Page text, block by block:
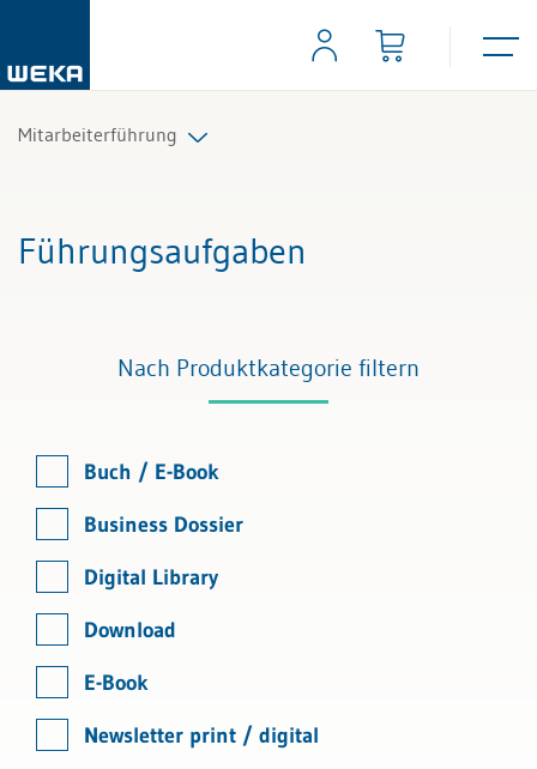
Mitarbeiterführung
Führungsaufgaben
Nach Produktkategorie filtern
Buch / E-Book
Business Dossier
Digital Library
Download
E-Book
Newsletter print / digital